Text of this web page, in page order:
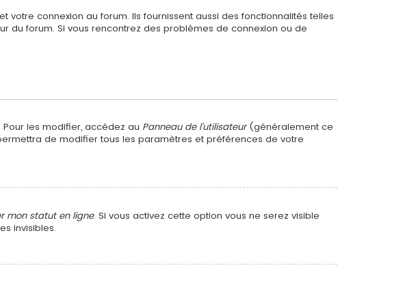
connexion au forum. Ils fournissent aussi des fonctionnalités telles
du forum. Si vous rencontrez des problèmes de connexion ou de
les modifier, accédez au Panneau de l’utilisateur(généralement ce
de modifier tous les paramètres et préférences de votre
mon statut en ligne. Si vous activez cette option vous ne serez visible
invisibles.